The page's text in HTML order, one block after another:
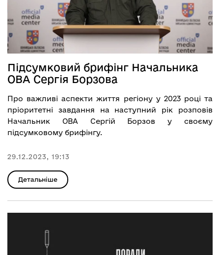
Підсумковий брифінг Начальника
ОВА Сергія Борзова
Про важливі аспекти життя регіону у 2023 році та
пріоритетні завдання на наступний рік розповів
Начальник ОВА Сергій Борзов у своєму
підсумковому брифінгу.
29.12.2023, 19:13
Детальніше